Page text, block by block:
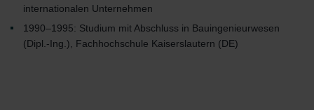
internationalen Unternehmen
1990–1995: Studium mit Abschluss in Bauingenieurwesen
(Dipl.-Ing.), Fachhochschule Kaiserslautern (DE)